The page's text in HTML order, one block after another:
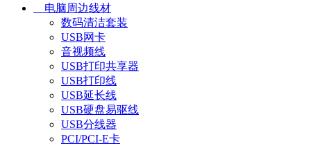
电脑周边线材
数码清洁套装
USB网卡
音视频线
USB打印共享器
USB打印线
USB延长线
USB硬盘易驱线
USB分线器
PCI/PCI-E卡